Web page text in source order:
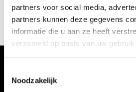
partners voor social media,
partners kunnen deze gegevens
informatie die u aan ze heeft
verzameld op basis van uw
Noodzakelijk
VERHALEN